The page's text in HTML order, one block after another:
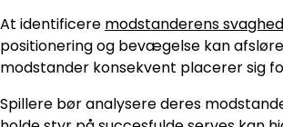
At identificere modstanderens
positionering og bevægelse kan
modstander konsekvent placerer sig
Spillere bør analysere deres